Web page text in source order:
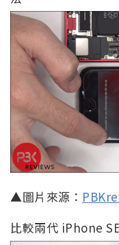
▲圖片來源：
比較兩代 iPhone